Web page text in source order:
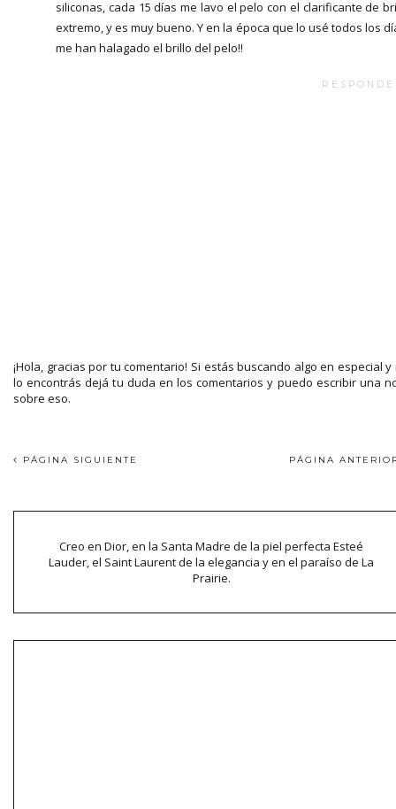
siliconas, cada 15 días me lavo el pelo con el clarificante de
extremo, y es muy bueno. Y en la época que lo usé todos los
me han halagado el brillo del pelo!!
¡Hola, gracias por tu comentario! Si estás buscando algo en especial y
lo encontrás dejá tu duda en los comentarios y puedo escribir una
sobre eso.
PÁGINA SIGUIENTE PÁGINA
Creo en Dior, en la Santa Madre de la piel perfecta Esteé
Lauder, el Saint Laurent de la elegancia y en el paraíso de La
Prairie.